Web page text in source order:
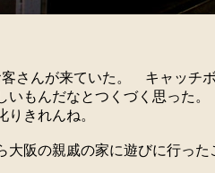
さんが来ていた。 キャッチ
いもんだなとつくづく思った
きれんね。
大阪の親戚の家に遊びに行っ